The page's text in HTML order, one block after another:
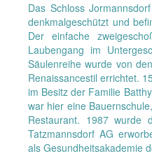
Das Schloss
denkmalgeschützt und
Der einfache
Laubengang im
Säulenreihe wurde von
Renaissancestil errichtet.
im Besitz der Familie
war hier eine
Restaurant. 1987 wurde
Tatzmannsdorf AG
als Gesundheitsakademie